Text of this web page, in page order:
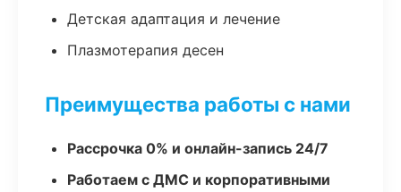
Детская адаптация и лечение
Плазмотерапия десен
Преимущества работы с нами
Рассрочка 0% и онлайн-запись 24/7
Работаем с ДМС и корпоративными